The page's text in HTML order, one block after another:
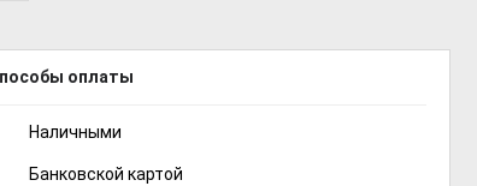
оплаты
Наличными
Банковской картой